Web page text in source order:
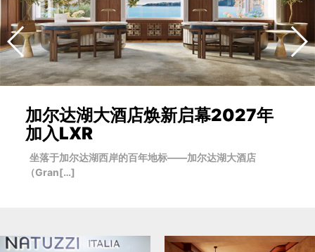
加尔达湖大酒店焕新启幕2027年
加入LXR
坐落于加尔达湖西岸的百年地标——加尔达湖大酒店
（Gran[…]